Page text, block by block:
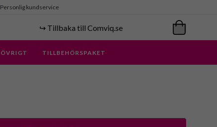
Personlig kundservice
↪️ Tillbaka till Comviq.se
ÖVRIGT TILLBEHÖRSPAKET